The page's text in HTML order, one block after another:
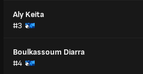
Aly Keita
#3
Boulkassoum Diarra
#4